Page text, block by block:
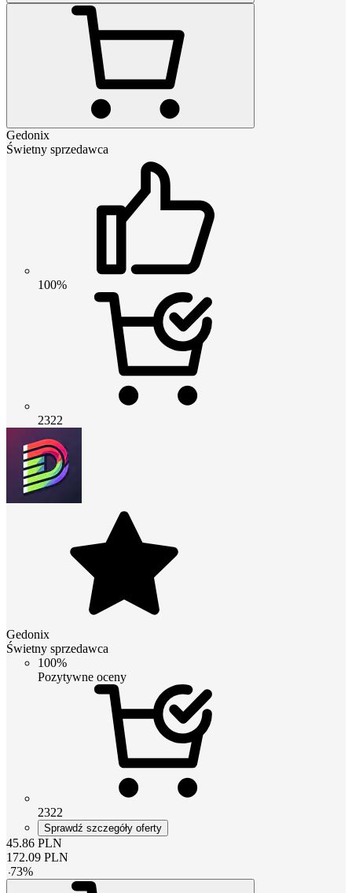
Gedonix
Świetny sprzedawca
100%
2322
Gedonix
Świetny sprzedawca
100%
Pozytywne oceny
2322
Sprawdź szczegóły oferty
45.86 PLN
172.09 PLN
-73%